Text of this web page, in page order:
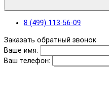
8 (499) 113-56-09
Заказать обратный звонок
Ваше имя:
Ваш телефон: